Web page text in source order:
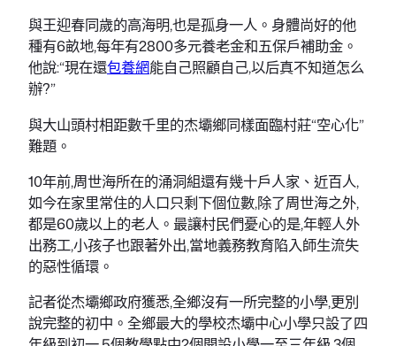
與王迎春同歲的高海明,也是孤身一人。身體尚好的他
種有6畝地,每年有2800多元養老金和五保戶補助金。
他說:“現在還包養網能自己照顧自己,以后真不知道怎么
辦?”
與大山頭村相距數千里的杰壩鄉同樣面臨村莊“空心化”
難題。
10年前,周世海所在的涌洞組還有幾十戶人家、近百人,
如今在家里常住的人口只剩下個位數,除了周世海之外,
都是60歲以上的老人。最讓村民們憂心的是,年輕人外
出務工,小孩子也跟著外出,當地義務教育陷入師生流失
的惡性循環。
記者從杰壩鄉政府獲悉,全鄉沒有一所完整的小學,更別
說完整的初中。全鄉最大的學校杰壩中心小學只設了四